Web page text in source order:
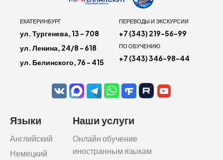
ЕКАТЕРИНБУРГ
ул. Тургенева, 13 - 708
ул. Ленина, 24/8 - 618
ул. Белинского, 76 - 415
ПЕРЕВОДЫ И ЭКСКУРСИИ
+7 (343) 219-56-99
ПО ОБУЧЕНИЮ
+7 (343) 346-98-44
Языки
Английский
Немецкий
Наши услуги
Онлайн обучение
иностранным языкам